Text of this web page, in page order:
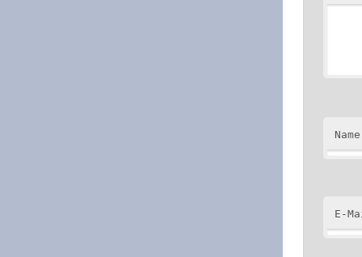
Name
E-